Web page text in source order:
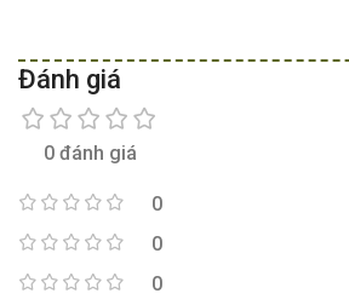
Đánh giá
0 đánh giá
0
0
0